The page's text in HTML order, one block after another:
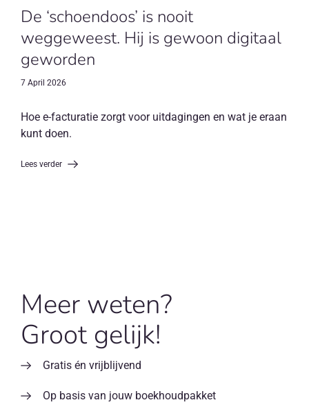
De ‘schoendoos’ is nooit
weggeweest. Hij is gewoon digitaal
geworden
7 April 2026
Hoe e-facturatie zorgt voor uitdagingen en wat je eraan
kunt doen.
Lees verder
Meer weten?
Groot gelijk!
Gratis én vrijblijvend
Op basis van jouw boekhoudpakket